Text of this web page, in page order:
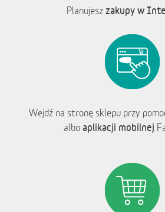
Planujesz zakupy w
Wejdź na stronę sklepu przy
albo aplikacji mobilnej